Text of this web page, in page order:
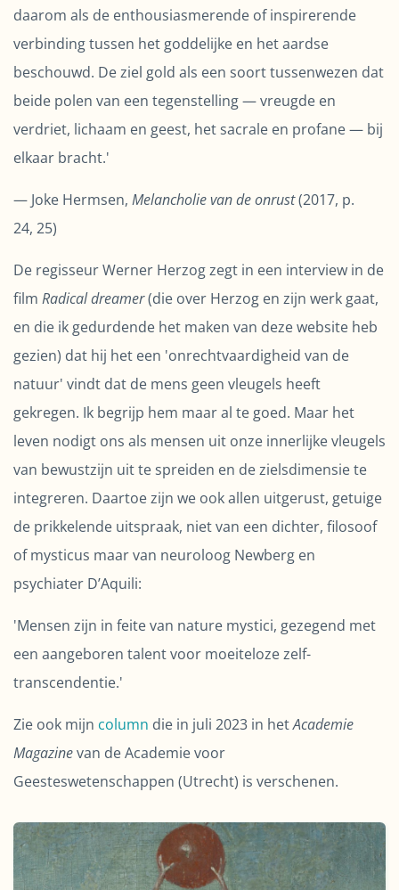
daarom als de enthousiasmerende of inspirerende
verbinding tussen het goddelijke en het aardse
beschouwd. De ziel gold als een soort tussenwezen dat
beide polen van een tegenstelling — vreugde en
verdriet, lichaam en geest, het sacrale en profane — bij
elkaar bracht.'
— Joke Hermsen, Melancholie van de onrust(2017, p.
24, 25)
De regisseur Werner Herzog zegt in een interview in de
film Radical dreamer(die over Herzog en zijn werk gaat,
en die ik gedurdende het maken van deze website heb
gezien) dat hij het een 'onrechtvaardigheid van de
natuur' vindt dat de mens geen vleugels heeft
gekregen. Ik begrijp hem maar al te goed. Maar het
leven nodigt ons als mensen uit onze innerlijke vleugels
van bewustzijn uit te spreiden en de zielsdimensie te
integreren. Daartoe zijn we ook allen uitgerust, getuige
de prikkelende uitspraak, niet van een dichter, filosoof
of mysticus maar van neuroloog Newberg en
psychiater D’Aquili:
'Mensen zijn in feite van nature mystici, gezegend met
een aangeboren talent voor moeiteloze zelf-
transcendentie.'
Zie ook mijn column die in juli 2023 in hetAcademie
Magazinevan de Academie voor
Geesteswetenschappen (Utrecht) is verschenen.